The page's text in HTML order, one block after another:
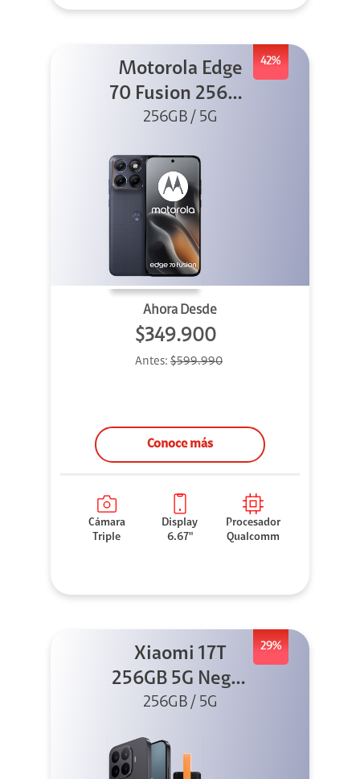
42%
Motorola Edge
70 Fusion 256GB
Azul
256GB / 5G
Ahora Desde
$349.900
Antes: $599.990
Conoce más
Cámara
Triple
Display
6.67"
Procesador
Qualcomm
29%
Xiaomi 17T
256GB 5G Negro
+ Sound
256GB / 5G